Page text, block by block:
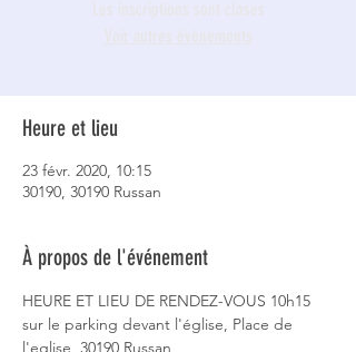
Heure et lieu
23 févr. 2020, 10:15
30190, 30190 Russan
À propos de l'événement
HEURE ET LIEU DE RENDEZ-VOUS 10h15
sur le parking devant l'église, Place de
l'eglise, 30190 Russan